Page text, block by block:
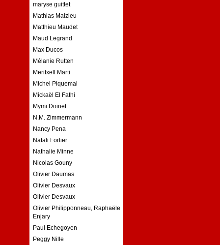
maryse guittet
Mathias Malzieu
Matthieu Maudet
Maud Legrand
Max Ducos
Mélanie Rutten
Meritxell Marti
Michel Piquemal
Mickaël El Fathi
Mymi Doinet
N.M. Zimmermann
Nancy Pena
Natali Fortier
Nathalie Minne
Nicolas Gouny
Olivier Daumas
Olivier Desvaux
Olivier Desvaux
Olivier Philipponneau, Raphaële
Enjary
Paul Echegoyen
Peggy Nille